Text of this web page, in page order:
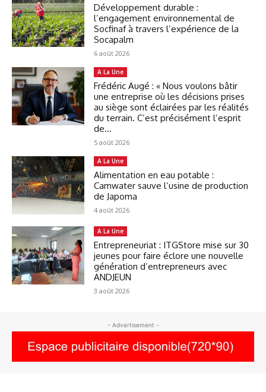
Développement durable :
l’engagement environnemental de
Socfinaf à travers l’expérience de la
Socapalm
6 août 2026
A La Une
Frédéric Augé : « Nous voulons bâtir
une entreprise où les décisions prises
au siège sont éclairées par les réalités
du terrain. C’est précisément l’esprit
de...
5 août 2026
A La Une
Alimentation en eau potable :
Camwater sauve l’usine de production
de Japoma
4 août 2026
A La Une
Entrepreneuriat : ITGStore mise sur 30
jeunes pour faire éclore une nouvelle
génération d’entrepreneurs avec
ANDJEUN
3 août 2026
- Advertisement -